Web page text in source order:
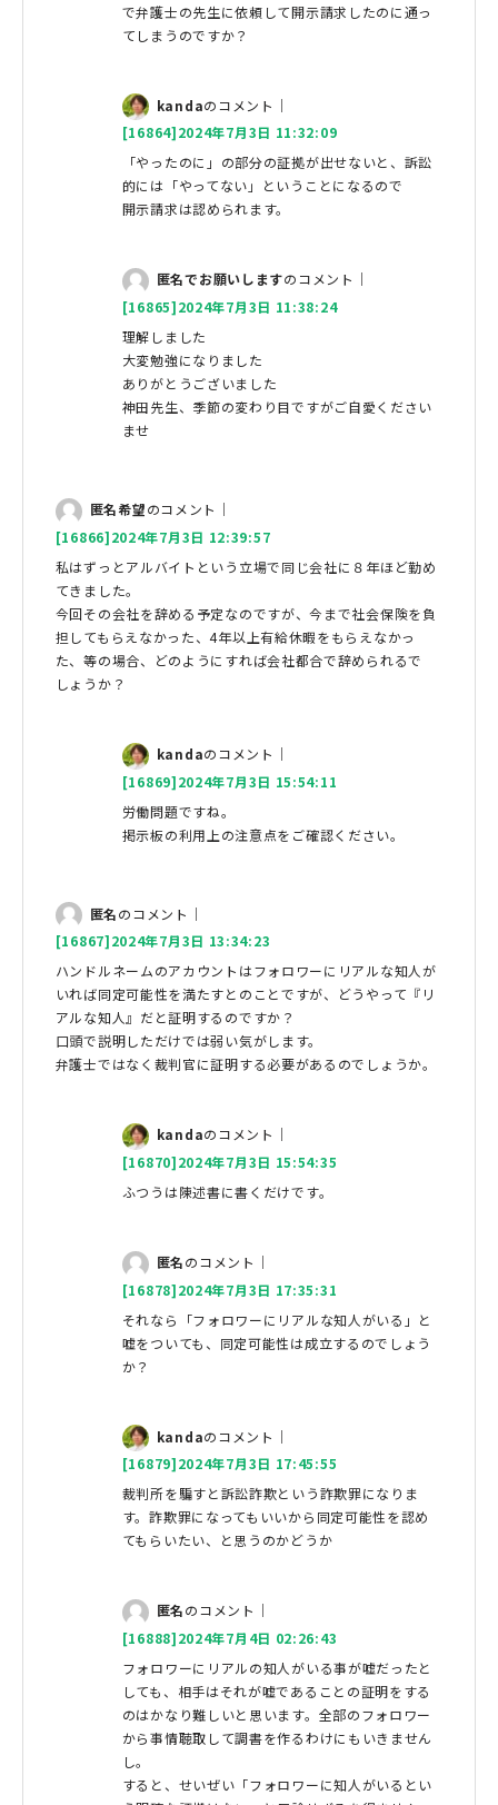
で弁護士の先生に依頼して開示請求したのに通っ
てしまうのですか？
kandaのコメント｜
[16864]2024年7月3日 11:32:09
「やったのに」の部分の証拠が出せないと、訴訟
的には「やってない」ということになるので
開示請求は認められます。
匿名でお願いしますのコメント｜
[16865]2024年7月3日 11:38:24
理解しました
大変勉強になりました
ありがとうございました
神田先生、季節の変わり目ですがご自愛ください
ませ
匿名希望のコメント｜
[16866]2024年7月3日 12:39:57
私はずっとアルバイトという立場で同じ会社に８年ほど勤め
てきました。
今回その会社を辞める予定なのですが、今まで社会保険を負
担してもらえなかった、4年以上有給休暇をもらえなかっ
た、等の場合、どのようにすれば会社都合で辞められるで
しょうか？
kandaのコメント｜
[16869]2024年7月3日 15:54:11
労働問題ですね。
掲示板の利用上の注意点をご確認ください。
匿名のコメント｜
[16867]2024年7月3日 13:34:23
ハンドルネームのアカウントはフォロワーにリアルな知人が
いれば同定可能性を満たすとのことですが、どうやって『リ
アルな知人』だと証明するのですか？
口頭で説明しただけでは弱い気がします。
弁護士ではなく裁判官に証明する必要があるのでしょうか。
kandaのコメント｜
[16870]2024年7月3日 15:54:35
ふつうは陳述書に書くだけです。
匿名のコメント｜
[16878]2024年7月3日 17:35:31
それなら「フォロワーにリアルな知人がいる」と
嘘をついても、同定可能性は成立するのでしょう
か？
kandaのコメント｜
[16879]2024年7月3日 17:45:55
裁判所を騙すと訴訟詐欺という詐欺罪になりま
す。詐欺罪になってもいいから同定可能性を認め
てもらいたい、と思うのかどうか
匿名のコメント｜
[16888]2024年7月4日 02:26:43
フォロワーにリアルの知人がいる事が嘘だったと
しても、相手はそれが嘘であることの証明をする
のはかなり難しいと思います。全部のフォロワー
から事情聴取して調書を作るわけにもいきません
し。
すると、せいぜい「フォロワーに知人がいるとい